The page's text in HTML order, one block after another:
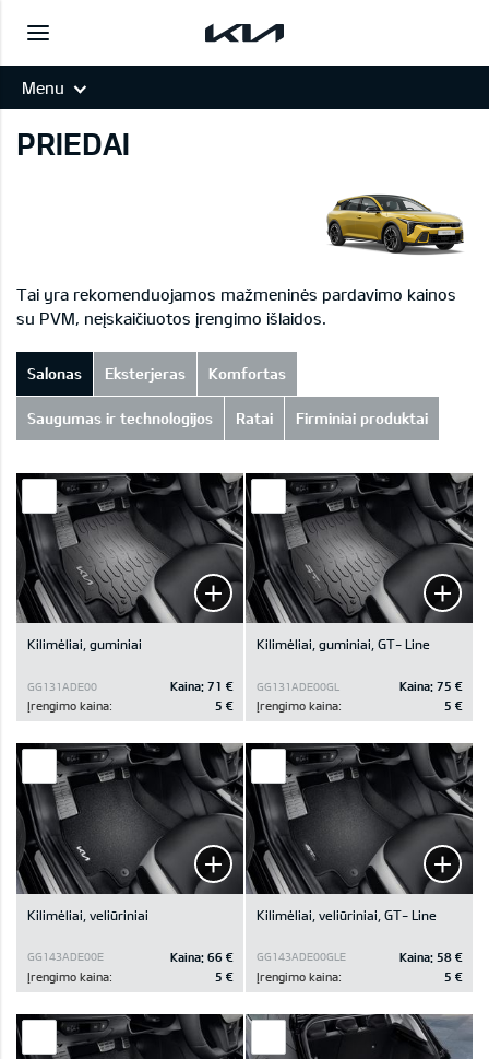
Menu
PRIEDAI
Tai yra rekomenduojamos mažmeninės pardavimo kainos
su PVM, neįskaičiuotos įrengimo išlaidos.
Salonas Eksterjeras Komfortas
Saugumas ir technologijos Ratai Firminiai produktai
Kilimėliai, guminiai
GG131ADE00 Kaina: 71 €
Įrengimo kaina:
5 €
Kilimėliai, guminiai, GT- Line
GG131ADE00GL Kaina: 75 €
Įrengimo kaina:
5 €
Kilimėliai, veliūriniai
GG143ADE00E Kaina: 66 €
Įrengimo kaina:
5 €
Kilimėliai, veliūriniai, GT- Line
GG143ADE00GLE Kaina: 58 €
Įrengimo kaina:
5 €